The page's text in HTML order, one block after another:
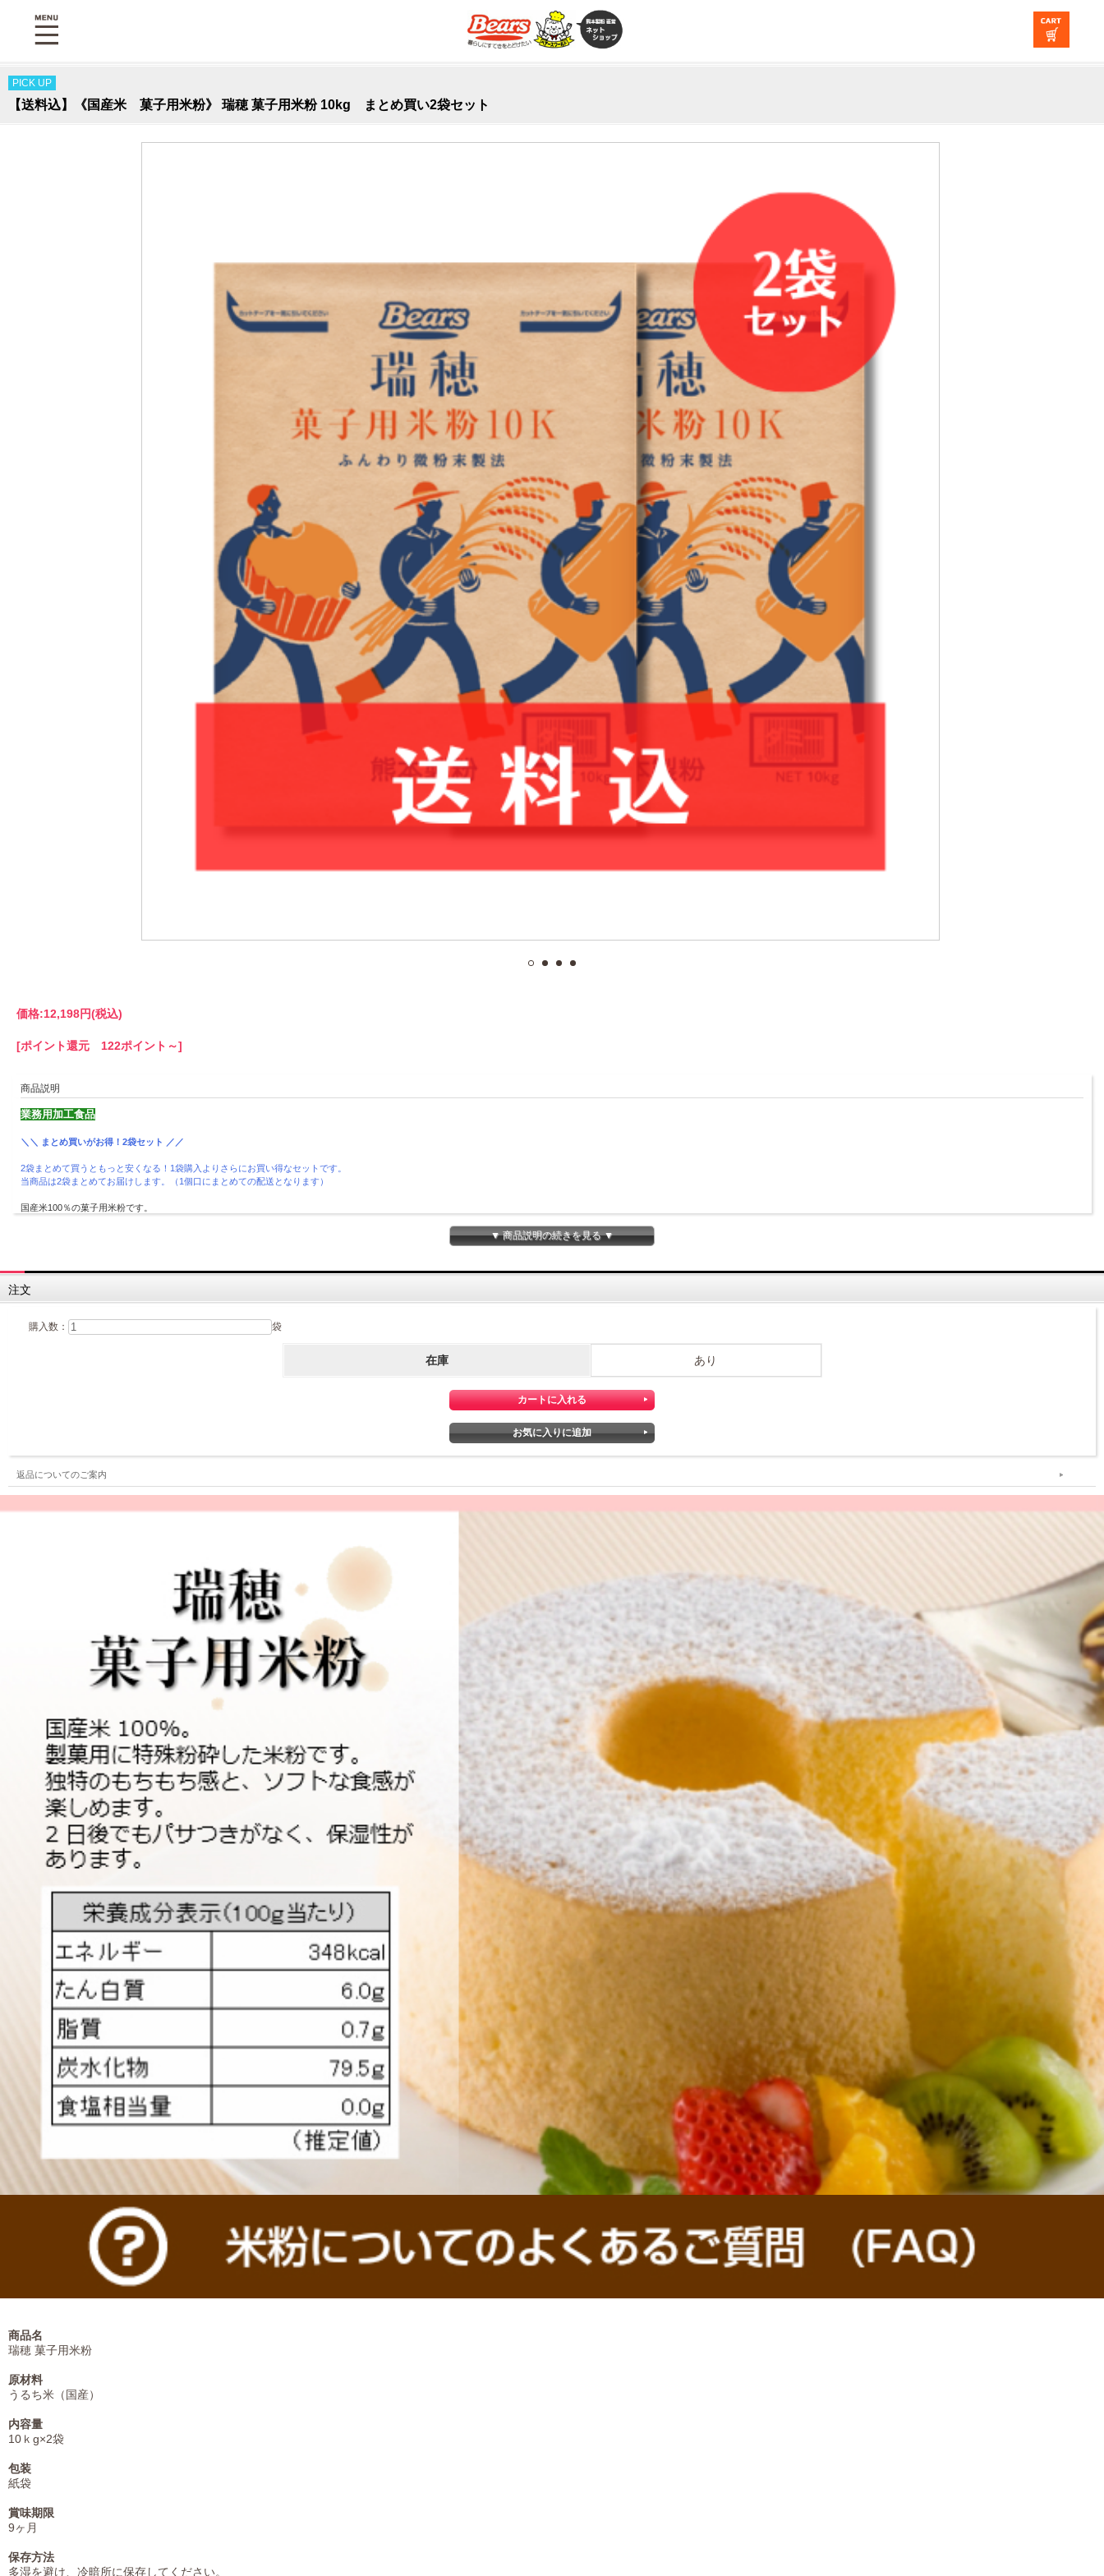
PICK UP
【送料込】《国産米 菓子用米粉》 瑞穂 菓子用米粉 10kg まとめ買い2袋セット
価格:12,198円(税込)
[ポイント還元 122ポイント～]
商品説明
業務用加工食品
＼＼ まとめ買いがお得！2袋セット ／／
2袋まとめて買うともっと安くなる！1袋購入よりさらにお買い得なセットです。
当商品は2袋まとめてお届けします。（1個口にまとめての配送となります）
国産米100％の菓子用米粉です。
※当商品の原料米は「ミズホチカラ」ではございません。
▼ 商品説明の続きを見る ▼
注文
購入数： 袋
在庫 あり
返品についてのご案内
商品名
瑞穂 菓子用米粉
原材料
うるち米（国産）
内容量
10ｋg×2袋
包装
紙袋
賞味期限
9ヶ月
保存方法
多湿を避け、冷暗所に保存してください。